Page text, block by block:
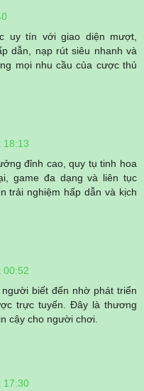
uy tín với giao diện mượt,
dẫn, nạp rút siêu nhanh và
mọi nhu cầu của cược thủ
18:13
đỉnh cao, quy tụ tinh hoa
game đa dạng và liên tục
trải nghiệm hấp dẫn và kịch
00:52
biết đến nhờ phát triển
trực tuyến. Đây là thương
cậy cho người chơi.
17:30